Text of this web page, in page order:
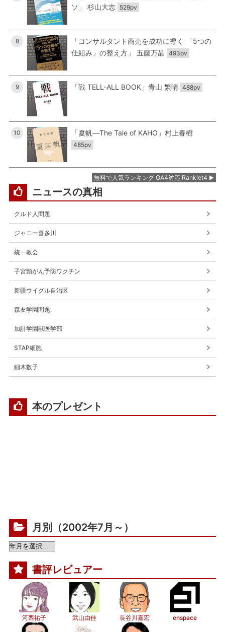
ソ」 杉山大志 529pv
8
「コンサルタント商売を成功に導く 「5つの
仕組み」の整え方」 五藤万晶 493pv
9 「戦 TELL-ALL BOOK」青山 繁晴 488pv
10 「夏帆―The Tale of KAHO」村上春樹
485pv
無料で人気ランキング GA4対応 Ranklet4
ニュースの真相
クルド人問題
ジャニー喜多川
統一教会
子宮頸がん予防ワクチン
新疆ウイグル自治区
森友学園問題
加計学園獣医学部
STAP細胞
細木数子
本のプレゼント
月別（2002年7月～）
書評レビュアー
河西祐子 武山由佳 長谷川嘉宏 enspace